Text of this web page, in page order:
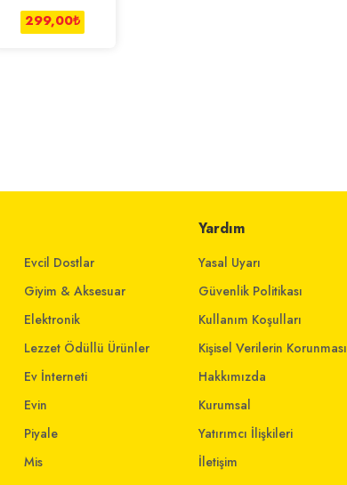
299,00₺
Evcil Dostlar
Giyim & Aksesuar
Elektronik
Lezzet Ödüllü Ürünler
Ev İnterneti
Evin
Piyale
Mis
Yardım
Yasal Uyarı
Güvenlik Politikası
Kullanım Koşulları
Kişisel Verilerin Korunması
Hakkımızda
Kurumsal
Yatırımcı İlişkileri
İletişim